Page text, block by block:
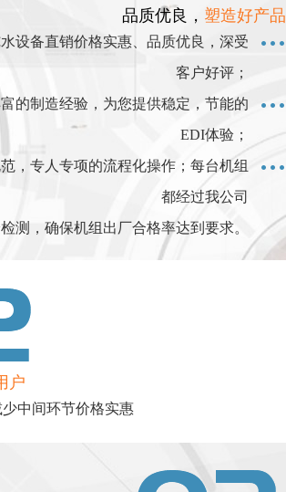
品质优良， 塑造好产品
设备直销价格实惠、品质优良，深受
客户好评；
的制造经验，为您提供稳定，节能的
EDI体验；
，专人专项的流程化操作；每台机组
都经过我公司
测，确保机组出厂合格率达到要求。
户
中间环节价格实惠